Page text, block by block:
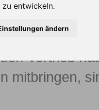
zu entwickeln.
ändern
motivierte
Vertrieb
mitbringen,